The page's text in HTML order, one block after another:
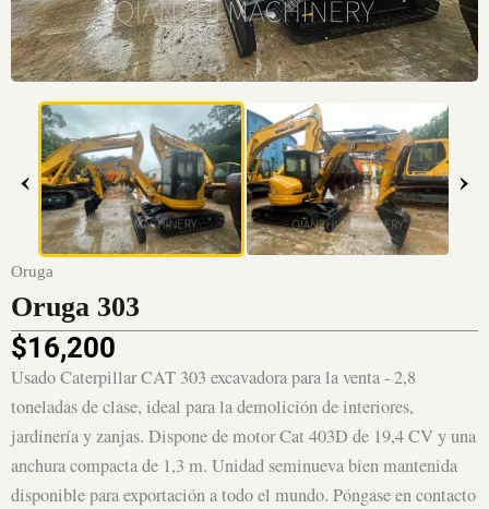
‹ ›
Oruga
Oruga 303
$16,200
Usado Caterpillar CAT 303 excavadora para la venta - 2,8
toneladas de clase, ideal para la demolición de interiores,
jardinería y zanjas. Dispone de motor Cat 403D de 19,4 CV y una
anchura compacta de 1,3 m. Unidad seminueva bien mantenida
disponible para exportación a todo el mundo. Póngase en contacto